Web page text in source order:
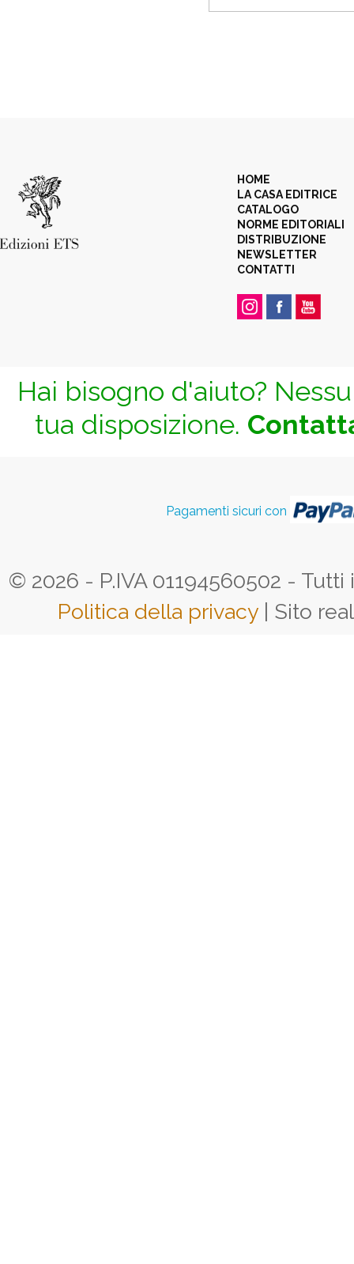
HOME
LA CASA EDITRICE
CATALOGO
NORME EDITORIALI
DISTRIBUZIONE
NEWSLETTER
CONTATTI
Hai bisogno d'aiuto?
tua disposizione.
Pagamenti sicuri con
© 2026 - P.IVA 01194560502 -
Politica della privacy | Sito